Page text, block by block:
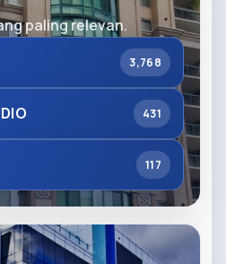
paling relevan.
3,768
431
117